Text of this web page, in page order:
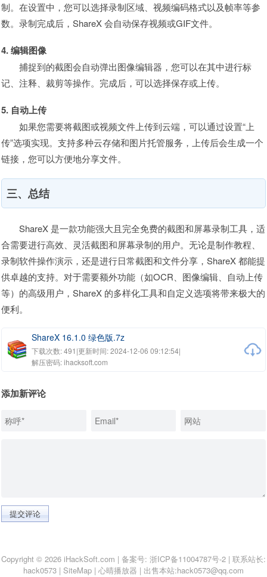
制。在设置中，您可以选择录制区域、视频编码格式以及帧率等参
数。录制完成后，ShareX 会自动保存视频或GIF文件。
4. 编辑图像
捕捉到的截图会自动弹出图像编辑器，您可以在其中进行标
记、注释、裁剪等操作。完成后，可以选择保存或上传。
5. 自动上传
如果您需要将截图或视频文件上传到云端，可以通过设置“上
传”选项实现。支持多种云存储和图片托管服务，上传后会生成一个
链接，您可以方便地分享文件。
三、总结
ShareX 是一款功能强大且完全免费的截图和屏幕录制工具，适
合需要进行高效、灵活截图和屏幕录制的用户。无论是制作教程、
录制软件操作演示，还是进行日常截图和文件分享，ShareX 都能提
供卓越的支持。对于需要额外功能（如OCR、图像编辑、自动上传
等）的高级用户，ShareX 的多样化工具和自定义选项将带来极大的
便利。
ShareX 16.1.0 绿色版.7z
下载次数: 491 |更新时间: 2024-12-06 09:12:54|
解压密码: ihacksoft.com
添加新评论
提交评论
Copyright © 2026 iHackSoft.com | 备案号: 浙ICP备11004787号-2 | 联系站长:
hack0573 | SiteMap | 心晴播放器 | 出售本站:hack0573@qq.com